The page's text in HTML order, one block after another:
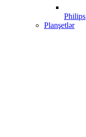
Philips
Planşetlər